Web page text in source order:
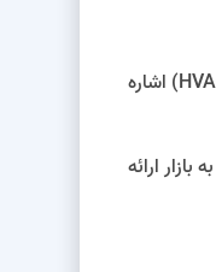
میتوان به استفاده از آن در سیکل های تبرید تراکمی در سیستم های تهویه مطبوع (HVAC) و سیستم های تبرید (HVAC&R) اشاره
کیلوگرم و به رنگ سبز روشن به بازار ارائه